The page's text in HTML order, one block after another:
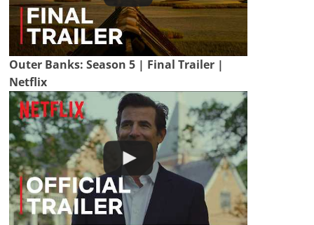
Outer Banks: Season 5 | Final Trailer |
Netflix